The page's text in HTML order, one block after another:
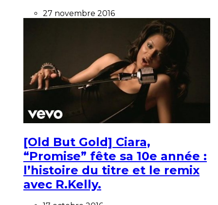
27 novembre 2016
[Old But Gold] Ciara,
“Promise” fête sa 10e année :
l’histoire du titre et le remix
avec R.Kelly.